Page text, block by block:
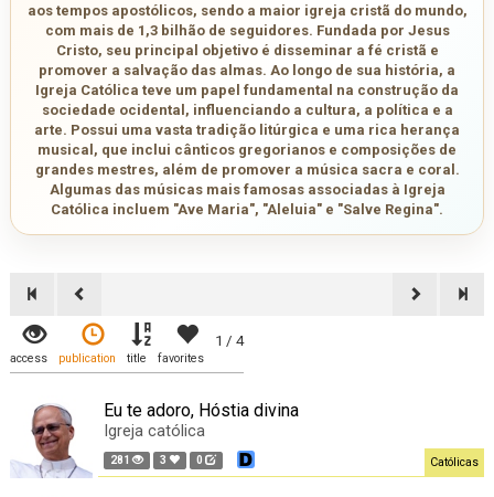
aos tempos apostólicos, sendo a maior igreja cristã do mundo,
com mais de 1,3 bilhão de seguidores. Fundada por Jesus
Cristo, seu principal objetivo é disseminar a fé cristã e
promover a salvação das almas. Ao longo de sua história, a
Igreja Católica teve um papel fundamental na construção da
sociedade ocidental, influenciando a cultura, a política e a
arte. Possui uma vasta tradição litúrgica e uma rica herança
musical, que inclui cânticos gregorianos e composições de
grandes mestres, além de promover a música sacra e coral.
Algumas das músicas mais famosas associadas à Igreja
Católica incluem "Ave Maria", "Aleluia" e "Salve Regina".
1 / 4
access publication title favorites
Eu te adoro, Hóstia divina
Igreja católica
281 3 0 Católicas